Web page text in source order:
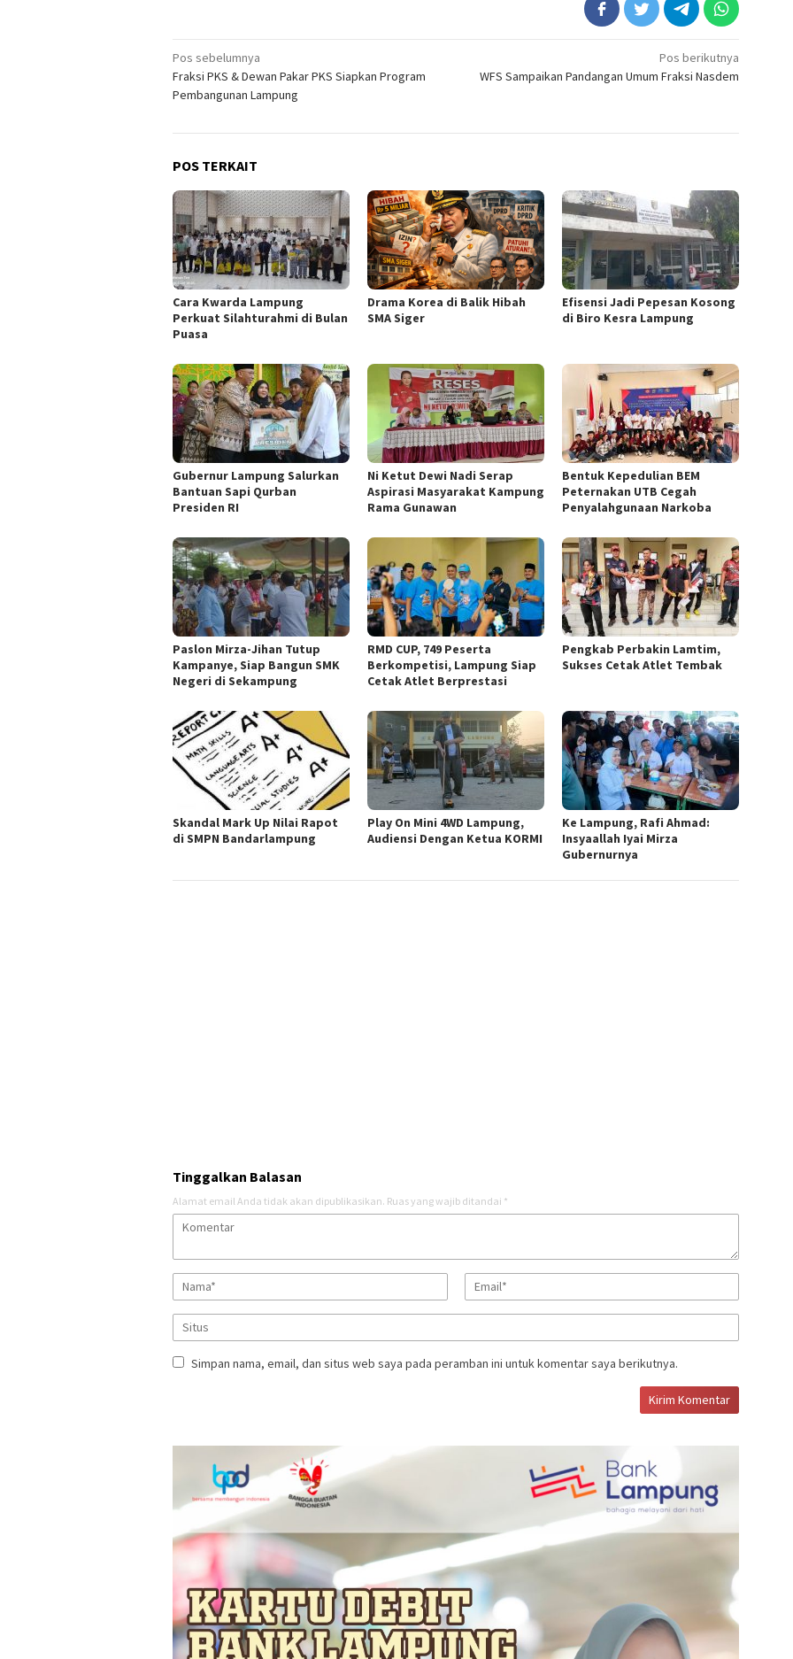
Navigasi
pos
Pos sebelumnya
Fraksi PKS & Dewan Pakar PKS Siapkan Program
Pembangunan Lampung
Pos berikutnya
WFS Sampaikan Pandangan Umum Fraksi Nasdem
POS TERKAIT
Cara Kwarda Lampung
Perkuat Silahturahmi di Bulan
Puasa
Drama Korea di Balik Hibah
SMA Siger
Efisensi Jadi Pepesan Kosong
di Biro Kesra Lampung
Gubernur Lampung Salurkan
Bantuan Sapi Qurban
Presiden RI
Ni Ketut Dewi Nadi Serap
Aspirasi Masyarakat Kampung
Rama Gunawan
Bentuk Kepedulian BEM
Peternakan UTB Cegah
Penyalahgunaan Narkoba
Paslon Mirza-Jihan Tutup
Kampanye, Siap Bangun SMK
Negeri di Sekampung
RMD CUP, 749 Peserta
Berkompetisi, Lampung Siap
Cetak Atlet Berprestasi
Pengkab Perbakin Lamtim,
Sukses Cetak Atlet Tembak
Skandal Mark Up Nilai Rapot
di SMPN Bandarlampung
Play On Mini 4WD Lampung,
Audiensi Dengan Ketua KORMI
Ke Lampung, Rafi Ahmad:
Insyaallah Iyai Mirza
Gubernurnya
Tinggalkan Balasan
Alamat email Anda tidak akan dipublikasikan. Ruas yang wajib ditandai *
Simpan nama, email, dan situs web saya pada peramban ini untuk komentar saya berikutnya.